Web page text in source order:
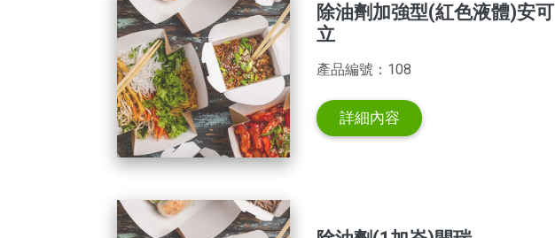
除油劑加強型(紅色液體)安可
立
產品編號：108
詳細內容